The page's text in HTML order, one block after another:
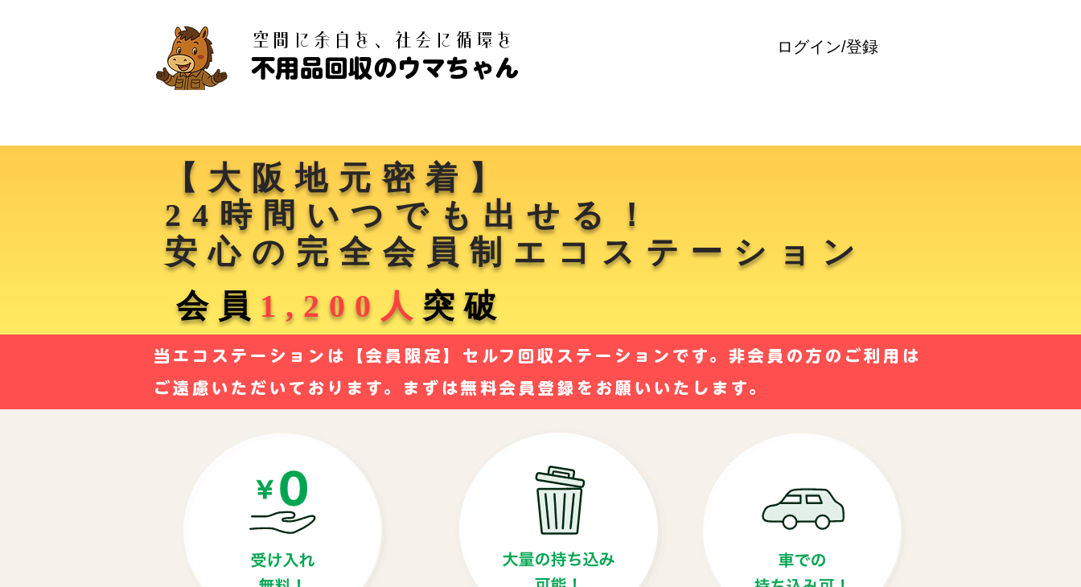
​空間に余白を、社会に循環を
不用品回収のウマちゃん
ログイン/登録
【大阪地元密着】
24時間いつでも出せる！
安心の完全会員制エコステーション
会員 1,200人 突破
当エコステーションは【会員限定】セルフ回収ステーションです。非会員の方のご利用は
ご遠慮いただいております。まずは無料会員登録をお願いいたします。